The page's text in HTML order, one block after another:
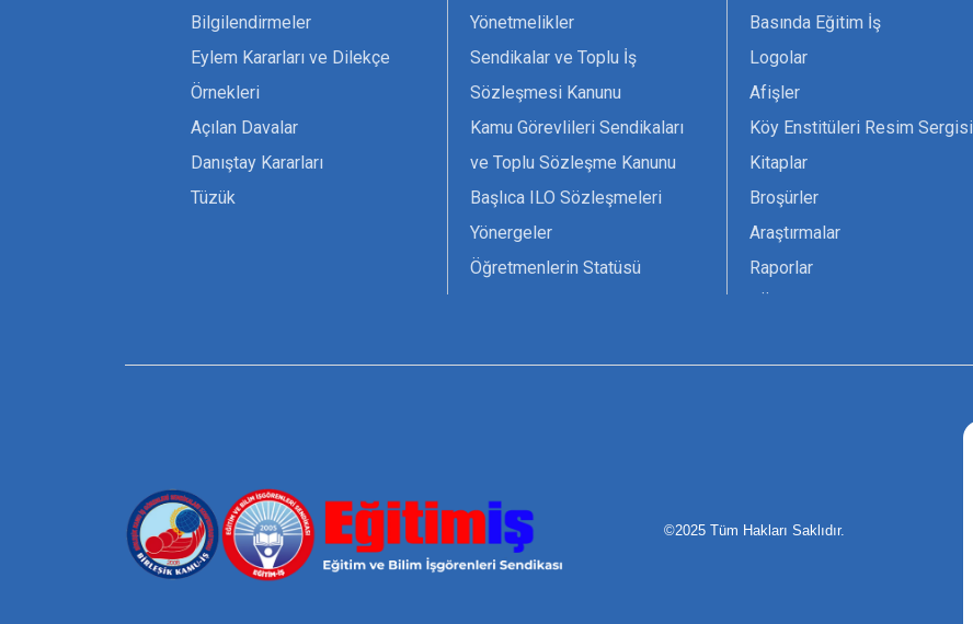
Bilgilendirmeler
Eylem Kararları ve Dilekçe
Örnekleri
Açılan Davalar
Danıştay Kararları
Tüzük
Yönetmelikler
Sendikalar ve Toplu İş
Sözleşmesi Kanunu
Kamu Görevlileri Sendikaları
ve Toplu Sözleşme Kanunu
Başlıca ILO Sözleşmeleri
Yönergeler
Öğretmenlerin Statüsü
Basında Eğitim İş
Logolar
Afişler
Köy Enstitüleri Resim Sergisi
Kitaplar
Broşürler
Araştırmalar
Raporlar
©2025 Tüm Hakları Saklıdır.